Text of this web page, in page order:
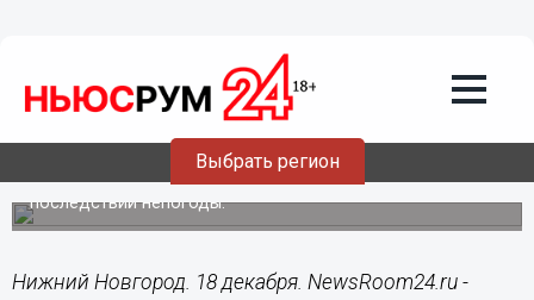
Выбрать регион
Щеголев отметил повышение
нижегородцами планки для
коммунальщиков по уборке снега
В Нижнем Новгороде продолжается ликвидация
последствий непогоды.
Нижний Новгород. 18 декабря. NewsRoom24.ru -